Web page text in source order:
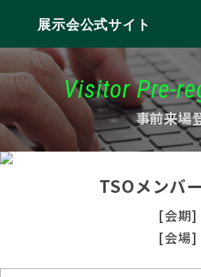
展示会公式サイト
Visitor Pre-
事前来場
TSOメンバ
[会期]
[会場]